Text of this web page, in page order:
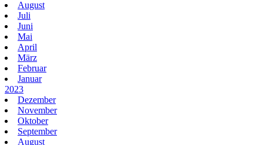
August
Juli
Juni
Mai
April
März
Februar
Januar
2023
Dezember
November
Oktober
September
August